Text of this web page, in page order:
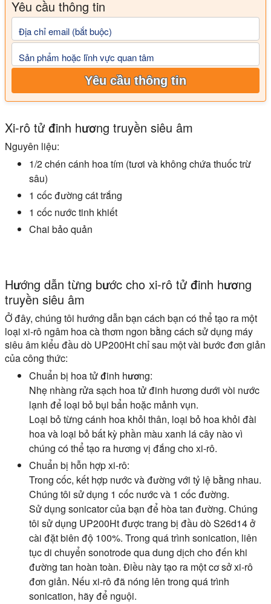
Yêu cầu thông tin
Địa chỉ email (bắt buộc)
Sản phẩm hoặc lĩnh vực quan tâm
Yêu cầu thông tin
Xi-rô tử đinh hương truyền siêu âm
Nguyên liệu:
1/2 chén cánh hoa tím (tươi và không chứa thuốc trừ
sâu)
1 cốc đường cát trắng
1 cốc nước tinh khiết
Chai bảo quản
Hướng dẫn từng bước cho xi-rô tử đinh hương
truyền siêu âm
Ở đây, chúng tôi hướng dẫn bạn cách bạn có thể tạo ra một
loại xi-rô ngâm hoa cà thơm ngon bằng cách sử dụng máy
siêu âm kiểu đầu dò UP200Ht chỉ sau một vài bước đơn giản
của công thức:
Chuẩn bị hoa tử đinh hương:
Nhẹ nhàng rửa sạch hoa tử đinh hương dưới vòi nước
lạnh để loại bỏ bụi bẩn hoặc mảnh vụn.
Loại bỏ từng cánh hoa khỏi thân, loại bỏ hoa khỏi đài
hoa và loại bỏ bất kỳ phần màu xanh lá cây nào vì
chúng có thể tạo ra hương vị đắng cho xi-rô.
Chuẩn bị hỗn hợp xi-rô:
Trong cốc, kết hợp nước và đường với tỷ lệ bằng nhau.
Chúng tôi sử dụng 1 cốc nước và 1 cốc đường.
Sử dụng sonicator của bạn để hòa tan đường. Chúng
tôi sử dụng UP200Ht được trang bị đầu dò S26d14 ở
cài đặt biên độ 100%. Trong quá trình sonication, liên
tục di chuyển sonotrode qua dung dịch cho đến khi
đường tan hoàn toàn. Điều này tạo ra một cơ sở xi-rô
đơn giản. Nếu xi-rô đã nóng lên trong quá trình
sonication, hãy để nguội.